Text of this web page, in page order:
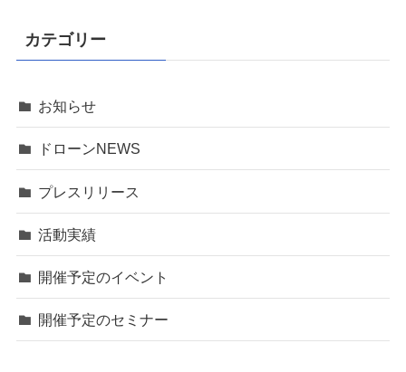
カテゴリー
お知らせ
ドローンNEWS
プレスリリース
活動実績
開催予定のイベント
開催予定のセミナー